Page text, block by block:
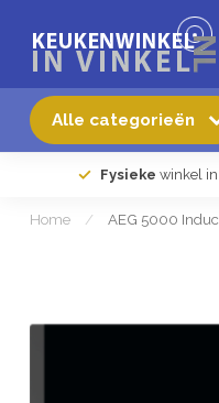
Alle categorieën
Fysieke winkel
Home / AEG 5000